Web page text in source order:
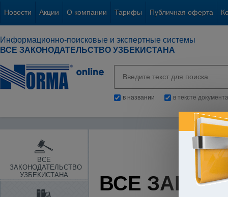
Новости Акции О компании Тарифы Публичная оферта
Информационно-поисковые и экспертные системы
ВСЕ ЗАКОНОДАТЕЛЬСТВО УЗБЕКИСТАНА
в названии в тексте документа
ВСЕ
ЗАКОНОДАТЕЛЬСТВО
УЗБЕКИСТАНА
ВСЕ